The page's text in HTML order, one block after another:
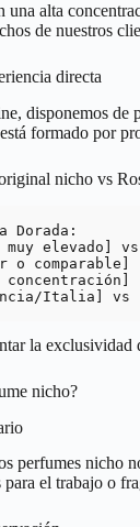
una alta
de nuestros
directa
disponemos de
formado por
nicho vs
Dorada:
elevado] vs
comparable]
la
nicho?
perfumes nicho
el trabajo o